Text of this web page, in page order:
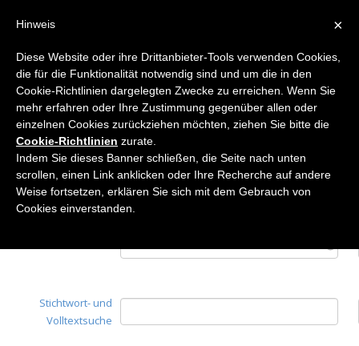
Home
Suche
Stichtwort- und
Volltextsuche
×
Hinweis
Diese Website oder ihre Drittanbieter-Tools verwenden Cookies,
die für die Funktionalität notwendig sind und um die in den
Cookie-Richtlinien dargelegten Zwecke zu erreichen. Wenn Sie
mehr erfahren oder Ihre Zustimmung gegenüber allen oder
einzelnen Cookies zurückziehen möchten, ziehen Sie bitte die
Cookie-Richtlinien zurate.
Indem Sie dieses Banner schließen, die Seite nach unten
scrollen, einen Link anklicken oder Ihre Recherche auf andere
Weise fortsetzen, erklären Sie sich mit dem Gebrauch von
Cookies einverstanden.